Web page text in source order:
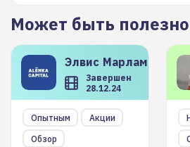
Может быть полезно
Элвис Марламов
Завершен
28.12.24
Опытным
Акции
Обзор